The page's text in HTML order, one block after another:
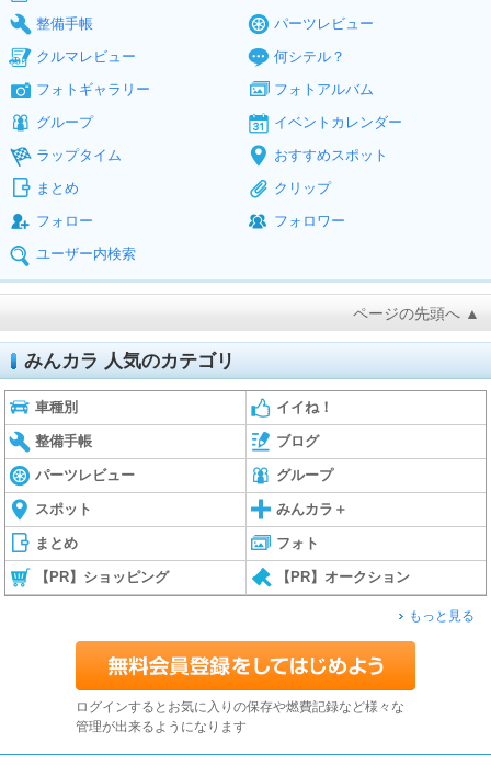
整備手帳
パーツレビュー
クルマレビュー
何シテル？
フォトギャラリー
フォトアルバム
グループ
イベントカレンダー
ラップタイム
おすすめスポット
まとめ
クリップ
フォロー
フォロワー
ユーザー内検索
ページの先頭へ ▲
みんカラ 人気のカテゴリ
車種別 イイね！
整備手帳 ブログ
パーツレビュー グループ
スポット みんカラ＋
まとめ フォト
【PR】ショッピング 【PR】オークション
もっと見る
ログインするとお気に入りの保存や燃費記録など様々な
管理が出来るようになります